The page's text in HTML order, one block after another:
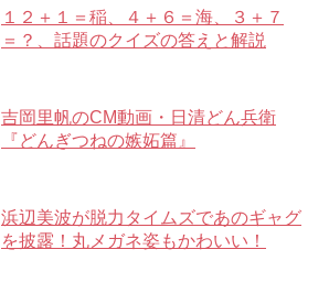
１２＋１＝稲、４＋６＝海、３＋７
＝？、話題のクイズの答えと解説
吉岡里帆のCM動画・日清どん兵衛
『どんぎつねの嫉妬篇』
浜辺美波が脱力タイムズであのギャグ
を披露！丸メガネ姿もかわいい！